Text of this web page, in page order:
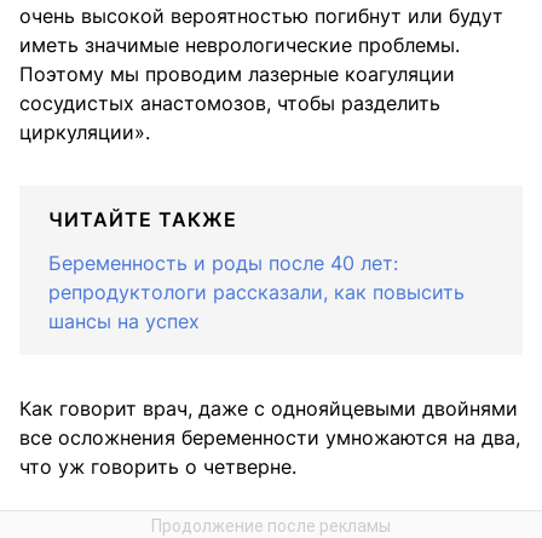
очень высокой вероятностью погибнут или будут
иметь значимые неврологические проблемы.
Поэтому мы проводим лазерные коагуляции
сосудистых анастомозов, чтобы разделить
циркуляции».
ЧИТАЙТЕ ТАКЖЕ
Беременность и роды после 40 лет:
репродуктологи рассказали, как повысить
шансы на успех
Как говорит врач, даже с однояйцевыми двойнями
все осложнения беременности умножаются на два,
что уж говорить о четверне.